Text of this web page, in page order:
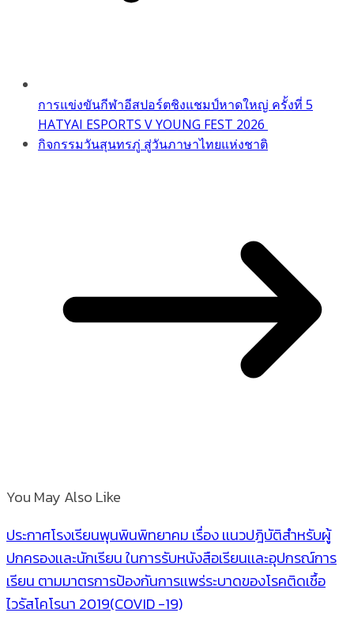
การแข่งขันกีฬาอีสปอร์ตชิงแชมป์หาดใหญ่ ครั้งที่ 5
HATYAI ESPORTS V YOUNG FEST 2026
กิจกรรมวันสุนทรภู่ สู่วันภาษาไทยแห่งชาติ
You May Also Like
ประกาศโรงเรียนพุนพินพิทยาคม เรื่อง เเนวปฎิบัติสำหรับผู้
ปกครองเเละนักเรียน ในการรับหนังสือเรียนเเละอุปกรณ์การ
เรียน ตามมาตรการป้องกันการเเพร่ระบาดของโรคติดเชื้อ
ไวรัสโคโรนา 2019(COVID -19)